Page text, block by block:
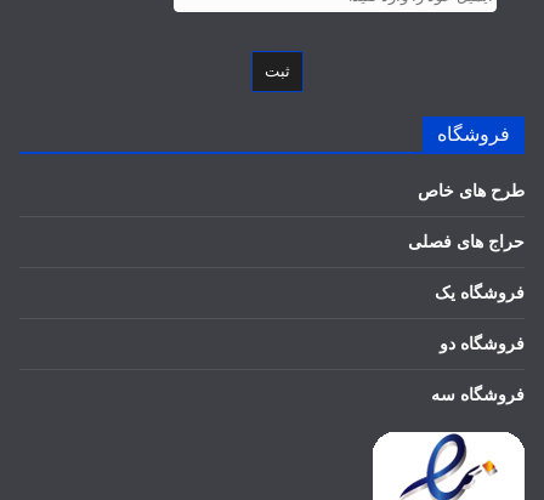
ثبت
فروشگاه
طرح های خاص
حراج های فصلی
فروشگاه یک
فروشگاه دو
فروشگاه سه